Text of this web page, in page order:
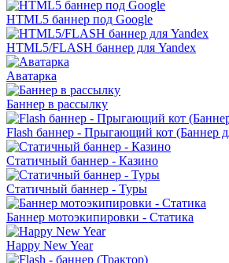
HTML5 баннер под Google
HTML5/FLASH баннер для Yandex
Аватарка
Баннер в рассылку
Flash баннер - Прыгающий кот (Баннер
Статичный баннер - Казино
Статичный баннер - Туры
Баннер мотоэкипировки - Статика
Happy New Year